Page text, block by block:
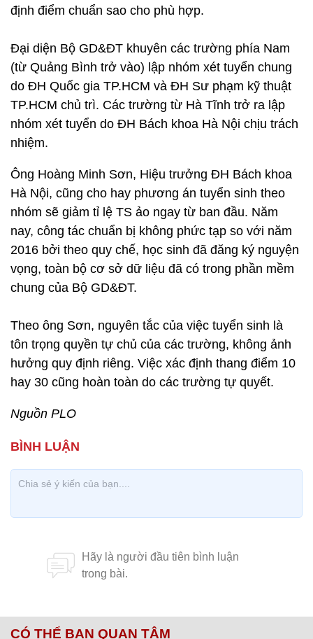
định điểm chuẩn sao cho phù hợp.
Đại diện Bộ GD&ĐT khuyên các trường phía Nam
(từ Quảng Bình trở vào) lập nhóm xét tuyển chung
do ĐH Quốc gia TP.HCM và ĐH Sư phạm kỹ thuật
TP.HCM chủ trì. Các trường từ Hà Tĩnh trở ra lập
nhóm xét tuyển do ĐH Bách khoa Hà Nội chịu trách
nhiệm.
Ông Hoàng Minh Sơn, Hiệu trưởng ĐH Bách khoa
Hà Nội, cũng cho hay phương án tuyển sinh theo
nhóm sẽ giảm tỉ lệ TS ảo ngay từ ban đầu. Năm
nay, công tác chuẩn bị không phức tạp so với năm
2016 bởi theo quy chế, học sinh đã đăng ký nguyện
vọng, toàn bộ cơ sở dữ liệu đã có trong phần mềm
chung của Bộ GD&ĐT.
Theo ông Sơn, nguyên tắc của việc tuyển sinh là
tôn trọng quyền tự chủ của các trường, không ảnh
hưởng quy định riêng. Việc xác định thang điểm 10
hay 30 cũng hoàn toàn do các trường tự quyết.
Nguồn PLO
CÓ THỂ BẠN QUAN TÂM